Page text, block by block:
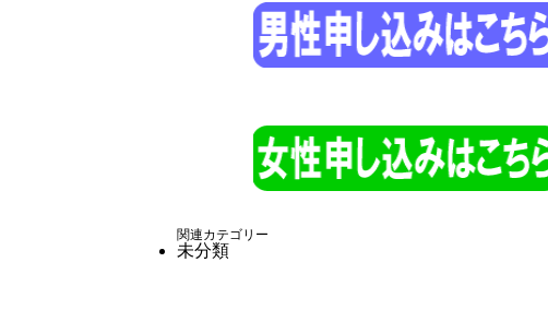
関連カテゴリー
未分類